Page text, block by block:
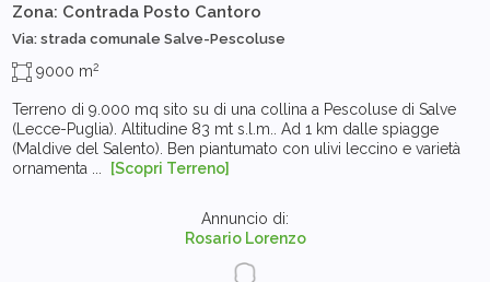
Zona: Contrada Posto Cantoro
Via: strada comunale Salve-Pescoluse
9000 m2
Terreno di 9.000 mq sito su di una collina a Pescoluse di Salve
(Lecce-Puglia). Altitudine 83 mt s.l.m.. Ad 1 km dalle spiagge
(Maldive del Salento). Ben piantumato con ulivi leccino e varietà
ornamenta ...
[Scopri Terreno]
Annuncio di:
Rosario Lorenzo